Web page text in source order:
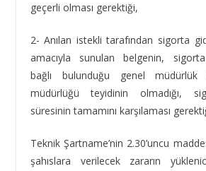
geçerli olması gerektiği,
2- Anılan istekli tarafından sigorta
amacıyla sunulan belgenin,
bağlı bulunduğu genel
müdürlüğü teyidinin olmadığı,
süresinin tamamını karşılaması
Teknik Şartname’nin 2.30’uncu
şahıslara verilecek zararın